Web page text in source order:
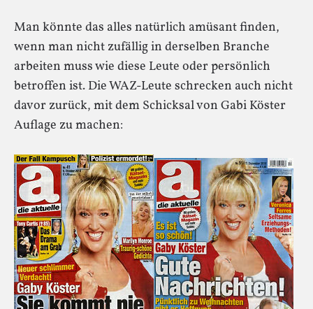
Man könnte das alles natürlich amüsant finden,
wenn man nicht zufällig in derselben Branche
arbeiten muss wie diese Leute oder persönlich
betroffen ist. Die WAZ-Leute schrecken auch nicht
davor zurück, mit dem Schicksal von Gabi Köster
Auflage zu machen: